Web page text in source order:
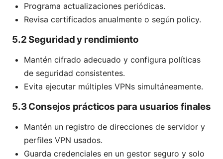
Programa actualizaciones periódicas.
Revisa certificados anualmente o según policy.
5.2 Seguridad y rendimiento
Mantén cifrado adecuado y configura políticas
de seguridad consistentes.
Evita ejecutar múltiples VPNs simultáneamente.
5.3 Consejos prácticos para usuarios finales
Mantén un registro de direcciones de servidor y
perfiles VPN usados.
Guarda credenciales en un gestor seguro y solo